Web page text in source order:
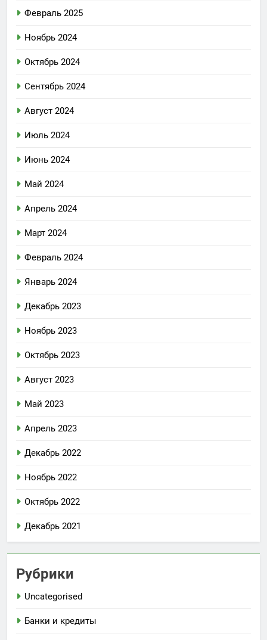
Февраль 2025
Ноябрь 2024
Октябрь 2024
Сентябрь 2024
Август 2024
Июль 2024
Июнь 2024
Май 2024
Апрель 2024
Март 2024
Февраль 2024
Январь 2024
Декабрь 2023
Ноябрь 2023
Октябрь 2023
Август 2023
Май 2023
Апрель 2023
Декабрь 2022
Ноябрь 2022
Октябрь 2022
Декабрь 2021
Рубрики
Uncategorised
Банки и кредиты